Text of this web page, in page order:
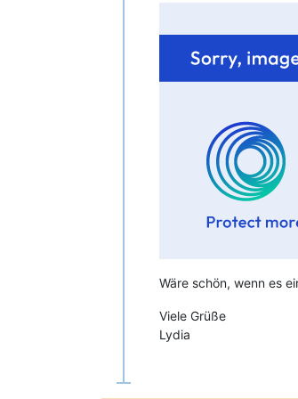
Wäre schön, wenn es
Viele Grüße
Lydia